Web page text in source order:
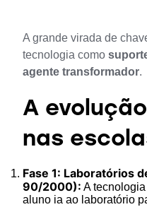
A grande virada de
tecnologia como
agente transformador.
A
nas
Fase 1: Laboratórios
90/2000): A
aluno ia ao laboratório